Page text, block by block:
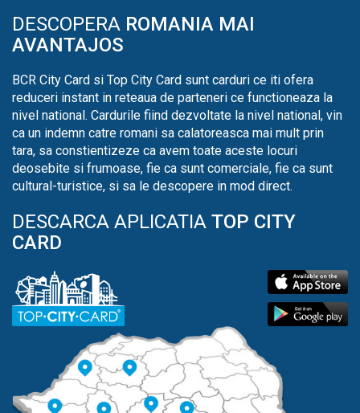
DESCOPERA ROMANIA MAI
AVANTAJOS
BCR City Card si Top City Card sunt carduri ce iti ofera
reduceri instant in reteaua de parteneri ce functioneaza la
nivel national. Cardurile fiind dezvoltate la nivel national, vin
ca un indemn catre romani sa calatoreasca mai mult prin
tara, sa constientizeze ca avem toate aceste locuri
deosebite si frumoase, fie ca sunt comerciale, fie ca sunt
cultural-turistice, si sa le descopere in mod direct.
DESCARCA APLICATIA TOP CITY
CARD